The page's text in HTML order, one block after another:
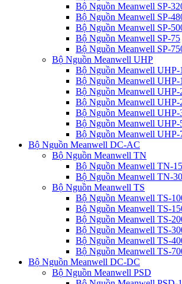
Bộ Nguồn Meanwell SP-
Bộ Nguồn Meanwell SP-
Bộ Nguồn Meanwell SP-
Bộ Nguồn Meanwell SP-75
Bộ Nguồn Meanwell SP-
Bộ Nguồn Meanwell UHP
Bộ Nguồn Meanwell UHP-
Bộ Nguồn Meanwell UHP-
Bộ Nguồn Meanwell UHP-
Bộ Nguồn Meanwell UHP-
Bộ Nguồn Meanwell UHP-
Bộ Nguồn Meanwell UHP-
Bộ Nguồn Meanwell UHP-
Bộ Nguồn Meanwell DC-AC
Bộ Nguồn Meanwell TN
Bộ Nguồn Meanwell TN-
Bộ Nguồn Meanwell TN-
Bộ Nguồn Meanwell TS
Bộ Nguồn Meanwell TS-
Bộ Nguồn Meanwell TS-
Bộ Nguồn Meanwell TS-
Bộ Nguồn Meanwell TS-
Bộ Nguồn Meanwell TS-
Bộ Nguồn Meanwell TS-
Bộ Nguồn Meanwell DC-DC
Bộ Nguồn Meanwell PSD